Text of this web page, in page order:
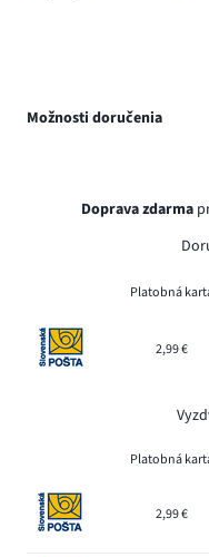
Možnosti doručenia
Doprava zdarma
Platobná
2,99 €
Platobná
2,99 €